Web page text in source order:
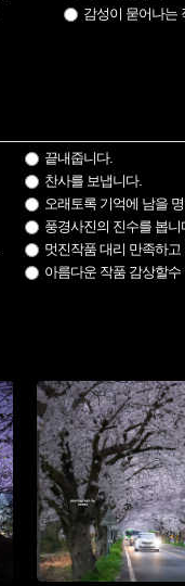
감성이 묻어나는
끝내줍니다.
찬사를 보냅니다.
오래토록 기억에 남을
풍경사진의 진수를 봅니
멋진작품 대리 만족하고
아름다운 작품 감상할